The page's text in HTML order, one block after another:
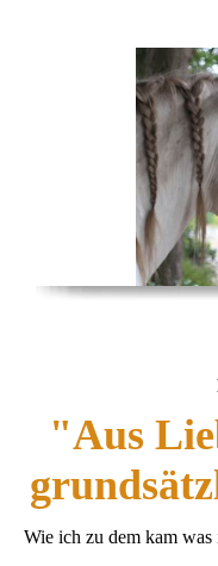
"Aus
Wie ich zu dem kam